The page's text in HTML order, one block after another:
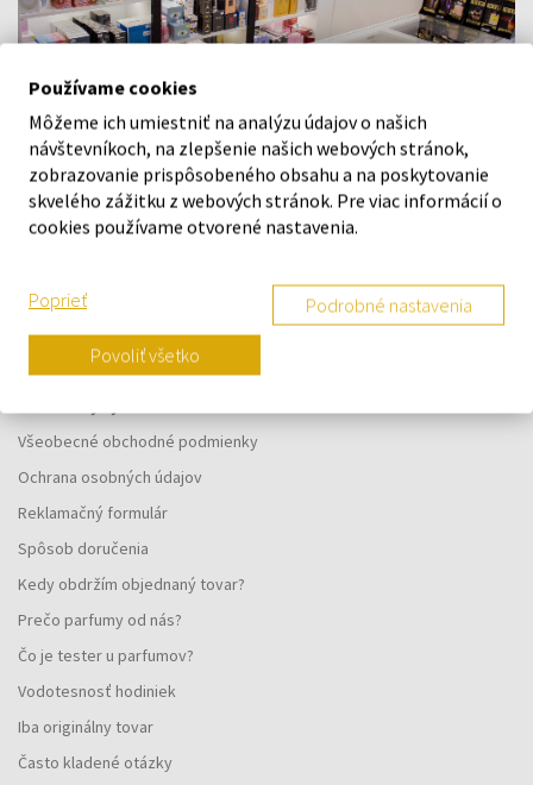
Navštívte našu predajňu v Šamoríne
Na Bratislavskej 64/76, Šamorín, 931 01
VŠETKO O NÁKUPE
Všeobecné obchodné podmienky
Ochrana osobných údajov
Reklamačný formulár
Spôsob doručenia
Kedy obdržím objednaný tovar?
Prečo parfumy od nás?
Čo je tester u parfumov?
Vodotesnosť hodiniek
Iba originálny tovar
Často kladené otázky
Používame cookies
Môžeme ich umiestniť na analýzu údajov o našich
návštevníkoch, na zlepšenie našich webových stránok,
zobrazovanie prispôsobeného obsahu a na poskytovanie
skvelého zážitku z webových stránok. Pre viac informácií o
cookies používame otvorené nastavenia.
Poprieť Podrobné nastavenia
Povoliť všetko